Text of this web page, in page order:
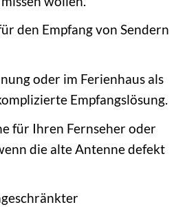
den Empfang von Sendern
oder im Ferienhaus als
Empfangslösung.
für Ihren Fernseher oder
die alte Antenne defekt